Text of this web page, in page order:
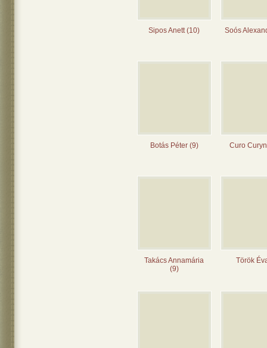
Sipos Anett (10) Soós
Botás Péter (9) Curo
Takács Annamária
(9)
Török